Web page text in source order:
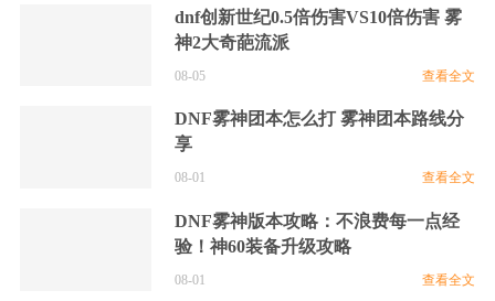
dnf创新世纪0.5倍伤害VS10倍伤害 雾
神2大奇葩流派
08-05 查看全文
DNF雾神团本怎么打 雾神团本路线分
享
08-01 查看全文
DNF雾神版本攻略：不浪费每一点经
验！神60装备升级攻略
08-01 查看全文